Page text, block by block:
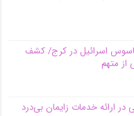
اسرائیل در کرج/‌ کشف
متهم